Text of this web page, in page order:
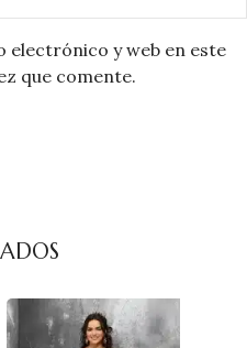
electrónico y web en este
que comente.